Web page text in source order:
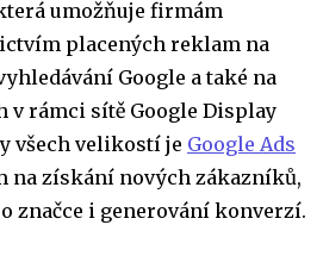
umožňuje firmám
placených reklam na
Google a také na
v rámci sítě Google Display
všech velikostí je Google Ads
na získání nových zákazníků,
značce i generování konverzí.